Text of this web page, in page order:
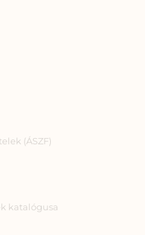
(ÁSZF)
katalógusa